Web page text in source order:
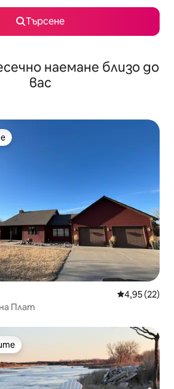
Търсене
наемане близо до
вас
Средна
4,95 (22)
Плат
на гостите